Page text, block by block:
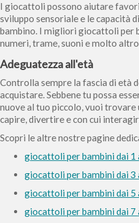
I giocattoli possono aiutare
sviluppo sensoriale e le capacità
bambino. I migliori giocattoli per
numeri, trame, suoni e molto
Adeguatezza all'età
Controlla sempre la fascia di età
acquistare. Sebbene tu possa
nuove al tuo piccolo, vuoi
capire, divertire e con cui
Scopri le altre nostre pagine
giocattoli per bambini dai 1
giocattoli per bambini dai 3
giocattoli per bambini dai 5
giocattoli per bambini dai 7